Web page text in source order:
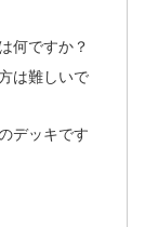
何ですか？
は難しいで
デッキです